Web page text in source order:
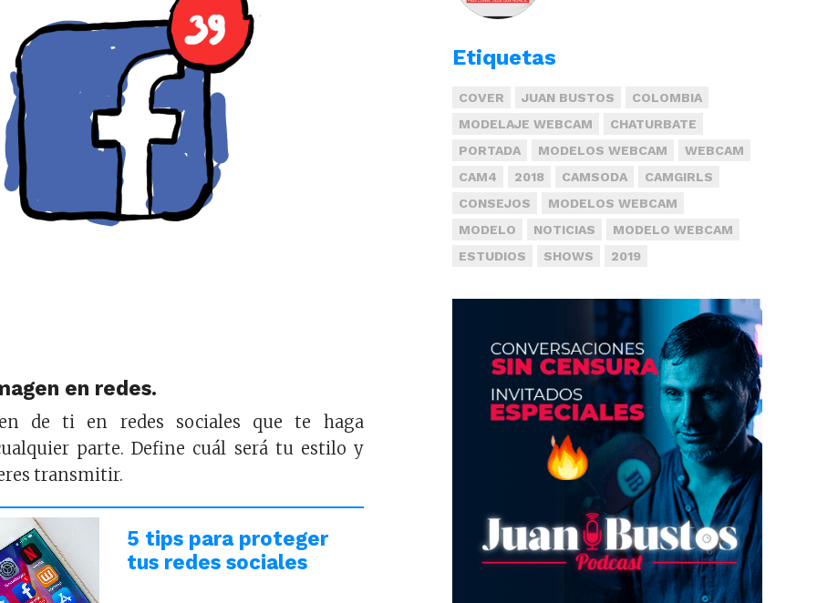
en redes.
de ti en redes sociales que te haga
parte. Define cuál será tu estilo y
transmitir.
5 tips para proteger
tus redes sociales
Etiquetas
COVER JUAN BUSTOS
COLOMBIA
MODELAJE WEBCAM
CHATURBATE
PORTADA
MODELOS WEBCAM
WEBCAM
CAM4
2018 CAMSODA
CAMGIRLS
CONSEJOS
MODELOS WEBCAM
MODELO
NOTICIAS
MODELO WEBCAM
ESTUDIOS
SHOWS 2019